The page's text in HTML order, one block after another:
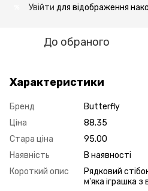
Увійти для відображення
До обраного
Характеристики
Бренд
Butterfly
Ціна
88.35
Стара ціна
95.00
Наявність
В наявності
Короткий опис
Рядковий
м'яка іграшка з